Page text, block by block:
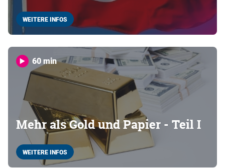
WEITERE INFOS
60 min
Mehr als Gold und Papier - Teil I
WEITERE INFOS